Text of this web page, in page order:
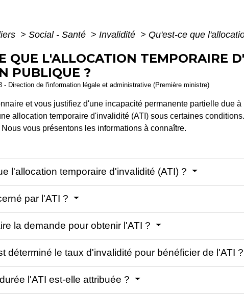
> Social - Santé > Invalidité > Qu'est-ce que
QUE L'ALLOCATION TEMPORAIRE
PUBLIQUE ?
- Direction de l'information légale et administrative (Première ministre)
et vous justifiez d'une incapacité permanente partielle due
allocation temporaire d'invalidité (ATI) sous certaines
vous présentons les informations à connaître.
l'allocation temporaire d'invalidité (ATI) ?
par l'ATI ?
la demande pour obtenir l'ATI ?
déterminé le taux d'invalidité pour bénéficier de l'ATI ?
l'ATI est-elle attribuée ?